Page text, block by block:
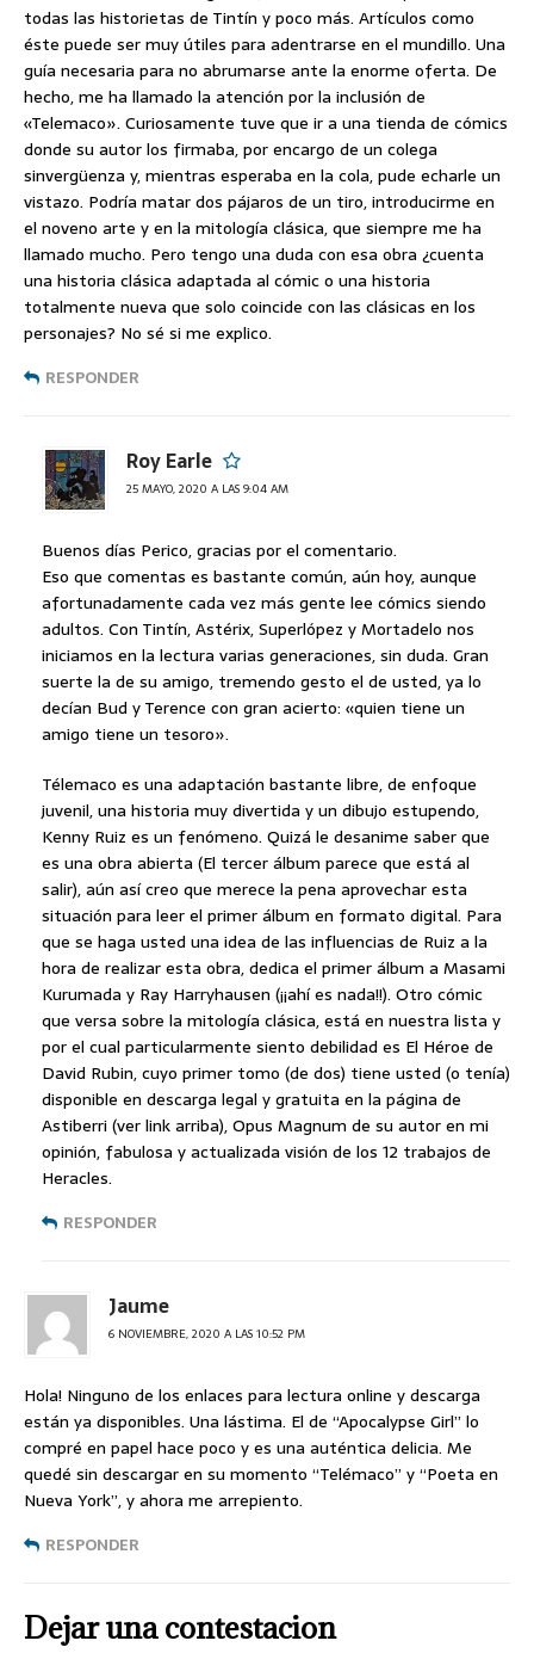
todas las historietas de Tintín y poco más. Artículos como
éste puede ser muy útiles para adentrarse en el mundillo. Una
guía necesaria para no abrumarse ante la enorme oferta. De
hecho, me ha llamado la atención por la inclusión de
«Telemaco». Curiosamente tuve que ir a una tienda de cómics
donde su autor los firmaba, por encargo de un colega
sinvergüenza y, mientras esperaba en la cola, pude echarle un
vistazo. Podría matar dos pájaros de un tiro, introducirme en
el noveno arte y en la mitología clásica, que siempre me ha
llamado mucho. Pero tengo una duda con esa obra ¿cuenta
una historia clásica adaptada al cómic o una historia
totalmente nueva que solo coincide con las clásicas en los
personajes? No sé si me explico.
RESPONDER
Roy Earle
25 MAYO, 2020 A LAS 9:04 AM
Buenos días Perico, gracias por el comentario.
Eso que comentas es bastante común, aún hoy, aunque
afortunadamente cada vez más gente lee cómics siendo
adultos. Con Tintín, Astérix, Superlópez y Mortadelo nos
iniciamos en la lectura varias generaciones, sin duda. Gran
suerte la de su amigo, tremendo gesto el de usted, ya lo
decían Bud y Terence con gran acierto: «quien tiene un
amigo tiene un tesoro».
Télemaco es una adaptación bastante libre, de enfoque
juvenil, una historia muy divertida y un dibujo estupendo,
Kenny Ruiz es un fenómeno. Quizá le desanime saber que
es una obra abierta (El tercer álbum parece que está al
salir), aún así creo que merece la pena aprovechar esta
situación para leer el primer álbum en formato digital. Para
que se haga usted una idea de las influencias de Ruiz a la
hora de realizar esta obra, dedica el primer álbum a Masami
Kurumada y Ray Harryhausen (¡¡ahí es nada!!). Otro cómic
que versa sobre la mitología clásica, está en nuestra lista y
por el cual particularmente siento debilidad es El Héroe de
David Rubin, cuyo primer tomo (de dos) tiene usted (o tenía)
disponible en descarga legal y gratuita en la página de
Astiberri (ver link arriba), Opus Magnum de su autor en mi
opinión, fabulosa y actualizada visión de los 12 trabajos de
Heracles.
RESPONDER
Jaume
6 NOVIEMBRE, 2020 A LAS 10:52 PM
Hola! Ninguno de los enlaces para lectura online y descarga
están ya disponibles. Una lástima. El de “Apocalypse Girl” lo
compré en papel hace poco y es una auténtica delicia. Me
quedé sin descargar en su momento “Telémaco” y “Poeta en
Nueva York”, y ahora me arrepiento.
RESPONDER
Dejar una contestacion